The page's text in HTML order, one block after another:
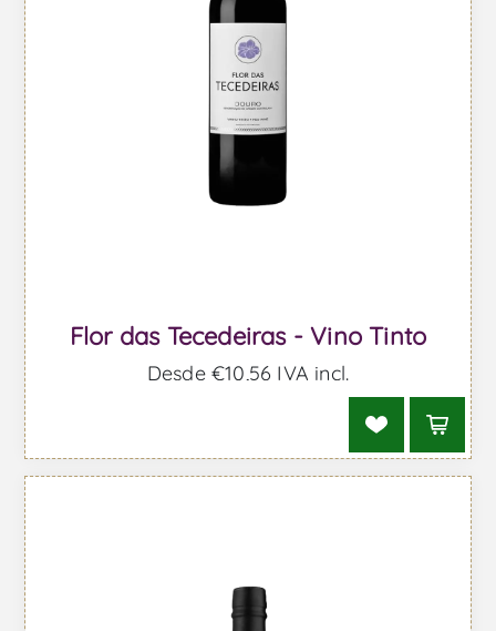
Flor das Tecedeiras - Vino Tinto
Desde €10,56 IVA incl.